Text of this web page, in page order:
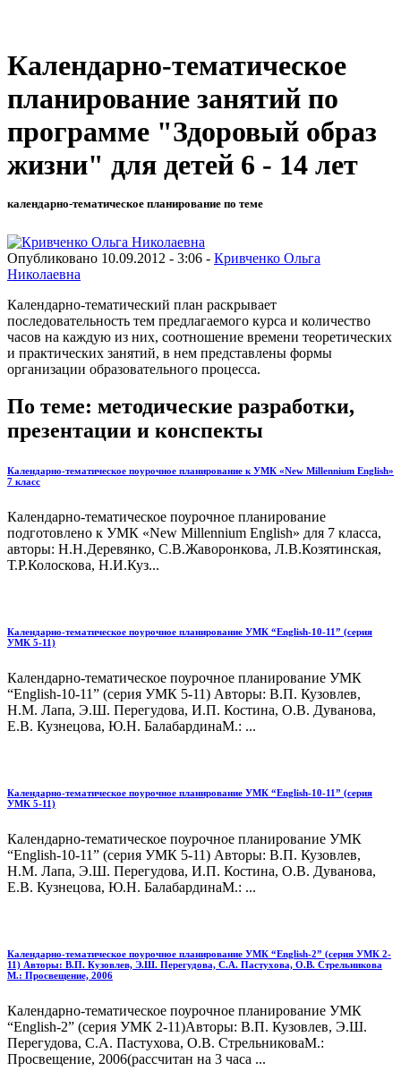
Календарно-тематическое
планирование занятий по
программе "Здоровый образ
жизни" для детей 6 - 14 лет
календарно-тематическое планирование по теме
Опубликовано 10.09.2012 - 3:06 - Кривченко Ольга
Николаевна
Календарно-тематический план раскрывает
последовательность тем предлагаемого курса и количество
часов на каждую из них, соотношение времени теоретических
и практических занятий, в нем представлены формы
организации образовательного процесса.
По теме: методические разработки,
презентации и конспекты
Календарно-тематическое поурочное планирование к УМК «New Millennium English»
7 класс
Календарно-тематическое поурочное планирование
подготовлено к УМК «New Millennium English» для 7 класса,
авторы: Н.Н.Деревянко, С.В.Жаворонкова, Л.В.Козятинская,
Т.Р.Колоскова, Н.И.Куз...
Календарно-тематическое поурочное планирование УМК “English-10-11” (серия
УМК 5-11)
Календарно-тематическое поурочное планирование УМК
“English-10-11” (серия УМК 5-11) Авторы: В.П. Кузовлев,
Н.М. Лапа, Э.Ш. Перегудова, И.П. Костина, О.В. Дуванова,
Е.В. Кузнецова, Ю.Н. БалабардинаМ.: ...
Календарно-тематическое поурочное планирование УМК “English-10-11” (серия
УМК 5-11)
Календарно-тематическое поурочное планирование УМК
“English-10-11” (серия УМК 5-11) Авторы: В.П. Кузовлев,
Н.М. Лапа, Э.Ш. Перегудова, И.П. Костина, О.В. Дуванова,
Е.В. Кузнецова, Ю.Н. БалабардинаМ.: ...
Календарно-тематическое поурочное планирование УМК “English-2” (серия УМК 2-
11) Авторы: В.П. Кузовлев, Э.Ш. Перегудова, С.А. Пастухова, О.В. Стрельникова
М.: Просвещение, 2006
Календарно-тематическое поурочное планирование УМК
“English-2” (серия УМК 2-11)Авторы: В.П. Кузовлев, Э.Ш.
Перегудова, С.А. Пастухова, О.В. СтрельниковаМ.:
Просвещение, 2006(рассчитан на 3 часа ...